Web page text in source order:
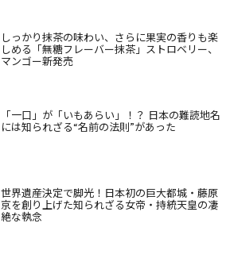
しっかり抹茶の味わい、さらに果実の香りも楽
しめる「無糖フレーバー抹茶」ストロベリー、
マンゴー新発売
「一口」が「いもあらい」！？ 日本の難読地名
には知られざる“名前の法則”があった
世界遺産決定で脚光！日本初の巨大都城・藤原
京を創り上げた知られざる女帝・持統天皇の凄
絶な執念